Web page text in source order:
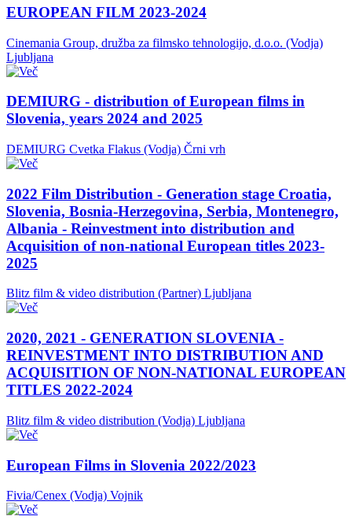
EUROPEAN FILM 2023-2024
Cinemania Group, družba za filmsko tehnologijo, d.o.o. (Vodja)
Ljubljana
DEMIURG - distribution of European films in
Slovenia, years 2024 and 2025
DEMIURG Cvetka Flakus (Vodja) Črni vrh
2022 Film Distribution - Generation stage Croatia,
Slovenia, Bosnia-Herzegovina, Serbia, Montenegro,
Albania - Reinvestment into distribution and
Acquisition of non-national European titles 2023-
2025
Blitz film & video distribution (Partner) Ljubljana
2020, 2021 - GENERATION SLOVENIA -
REINVESTMENT INTO DISTRIBUTION AND
ACQUISITION OF NON-NATIONAL EUROPEAN
TITLES 2022-2024
Blitz film & video distribution (Vodja) Ljubljana
European Films in Slovenia 2022/2023
Fivia/Cenex (Vodja) Vojnik